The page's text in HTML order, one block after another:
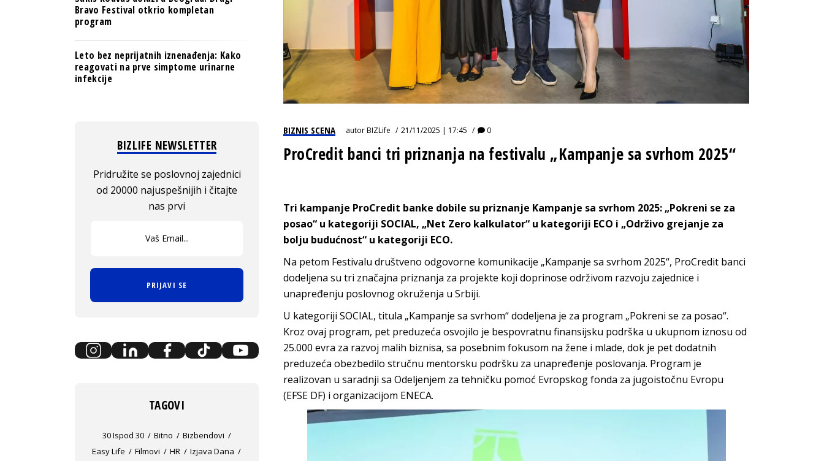
BIZNIS SCENA autorBIZLife 21/11/2025 | 17:45 0
ProCredit banci tri priznanja na festivalu „Kampanje sa svrhom 2025“
Tri kampanje ProCredit banke dobile su priznanje Kampanje sa svrhom 2025: „Pokreni se za
posao“ u kategoriji SOCIAL, „Net Zero kalkulator“ u kategoriji ECO i „Održivo grejanje za
bolju budućnost“ u kategoriji ECO.
Na petom Festivalu društveno odgovorne komunikacije „Kampanje sa svrhom 2025“, ProCredit banci
dodeljena su tri značajna priznanja za projekte koji doprinose održivom razvoju zajednice i
unapređenju poslovnog okruženja u Srbiji.
U kategoriji SOCIAL, titula „Kampanje sa svrhom“ dodeljena je za program „Pokreni se za posao“.
Kroz ovaj program, pet preduzeća osvojilo je bespovratnu finansijsku podrška u ukupnom iznosu od
25.000 evra za razvoj malih biznisa, sa posebnim fokusom na žene i mlade, dok je pet dodatnih
preduzeća obezbedilo stručnu mentorsku podršku za unapređenje poslovanja. Program je
realizovan u saradnji sa Odeljenjem za tehničku pomoć Evropskog fonda za jugoistočnu Evropu
(EFSE DF) i organizacijom ENECA.
Bravo Festival otkrio kompletan
program
Leto bez neprijatnih iznenađenja: Kako
reagovati na prve simptome urinarne
infekcije
BIZLIFE NEWSLETTER
Pridružite se poslovnoj zajednici
od 20000 najuspešnijih i čitajte
nas prvi
PRIJAVI SE
TAGOVI
30 Ispod 30 Bitno
Bizbendovi
Easy Life
Filmovi HR
Izjava Dana